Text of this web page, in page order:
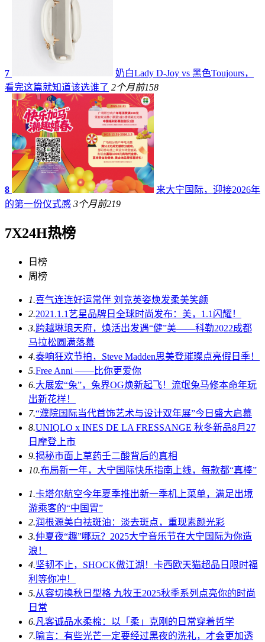
7
奶白Lady D-Joy vs 黑色Toujours，
看完这篇就知道该选谁了 2个月前158
8
来大宁国际，迎接2026年
的第一份仪式感 3个月前219
7X24H热榜
日榜
周榜
1.喜气连连好运常伴 刘竞英姿焕发柔美笑颜
2.2021.1.1艺星品牌日全球时尚发布：美，1.1闪耀！
3.跨越琳琅天府，焕活出发遇“健”美——科勒2022成都
马拉松圆满落幕
4.奏响狂欢节拍，Steve Madden思美登璀璨点亮假日季！
5.Free Anni ——比你更爱你
6.大展宏“兔”，兔界OG焕新起飞！流氓兔马修本命年玩
出新花样！
7.“濮院国际当代首饰艺术与设计双年展”今日盛大启幕
8.UNIQLO x INES DE LA FRESSANGE 秋冬新品8月27
日摩登上市
9.揭秘市面上草药壬二酸背后的真相
10.布局新一年，大宁国际快乐指南上线，每款都“真棒”
1.卡塔尔航空今年夏季推出新一季机上菜单，满足出境
游乘客的“中国胃”
2.润根源美白祛斑油：淡去斑点，重现素颜光彩
3.仲夏夜“趣”哪玩？2025大宁音乐节在大宁国际为你造
浪！
4.坚韧不止，SHOCK傲江湖！卡西欧天猫超品日限时福
利等你冲！
5.从容切换秋日型格 九牧王2025秋季系列点亮你的时尚
日常
6.凡客诚品水柔棉：以「柔」克刚的日常穿着哲学
7.喻言：有些光芒一定要经过黑夜的洗礼，才会更加透